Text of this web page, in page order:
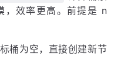
，效率更高。前提是 n
桶为空，直接创建新节